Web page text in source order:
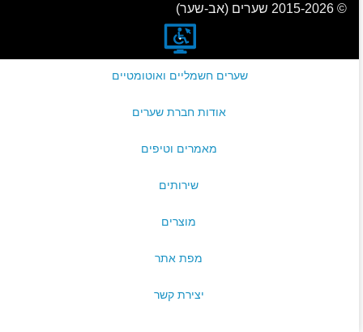
© 2015-2026 שערים (אב-שער)
שערים חשמליים ואוטומטיים
אודות חברת שערים
מאמרים וטיפים
שירותים
מוצרים
מפת אתר
יצירת קשר